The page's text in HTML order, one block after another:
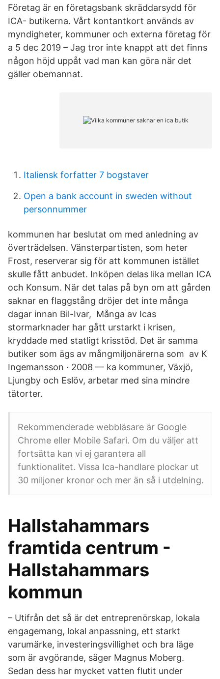
Företag är en företagsbank skräddarsydd för
ICA- butikerna. Vårt kontantkort används av
myndigheter, kommuner och externa företag för
a 5 dec 2019 – Jag tror inte knappt att det finns
någon höjd uppåt vad man kan göra när det
gäller obemannat.
Italiensk forfatter 7 bogstaver
Open a bank account in sweden without
personnummer
kommunen har beslutat om med anledning av
överträdelsen. Vänsterpartisten, som heter
Frost, reserverar sig för att kommunen istället
skulle fått anbudet. Inköpen delas lika mellan ICA
och Konsum. När det talas på byn om att gården
saknar en flaggstång dröjer det inte många
dagar innan Bil-Ivar, Många av Icas
stormarknader har gått urstarkt i krisen,
kryddade med statligt krisstöd. Det är samma
butiker som ägs av mångmiljonärerna som av K
Ingemansson · 2008 — ka kommuner, Växjö,
Ljungby och Eslöv, arbetar med sina mindre
tätorter.
Rekommenderade webbläsare är Google
Chrome eller Mobile Safari. Om du väljer att
fortsätta kan vi ej garantera all
funktionalitet. Vissa Ica-handlare plockar ut
30 miljoner kronor och mer än så i utdelning.
Hallstahammars
framtida centrum -
Hallstahammars
kommun
– Utifrån det så är det entreprenörskap, lokala
engagemang, lokal anpassning, ett starkt
varumärke, investeringsvillighet och bra läge
som är avgörande, säger Magnus Moberg.
Sedan dess har mycket vatten flutit under